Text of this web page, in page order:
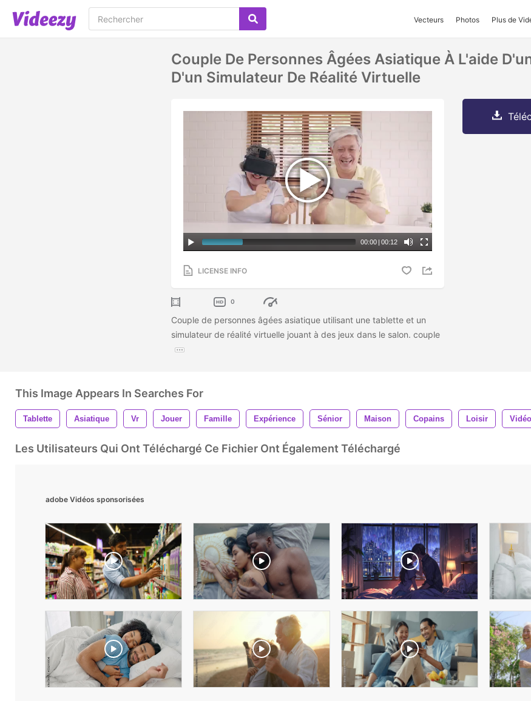
Vecteurs Photos Plus de
Couple De Personnes Âgées Asiatique À L'aide
D'un Simulateur De Réalité Virtuelle
00:00 | 00:12
LICENSE INFO
0
Couple de personnes âgées asiatique utilisant une tablette et un
simulateur de réalité virtuelle jouant à des jeux dans le salon. couple
This Image Appears In Searches For
Tablette Asiatique Vr Jouer Famille Expérience Sénior Maison Copains Loisir Vidéo
Les Utilisateurs Qui Ont Téléchargé Ce Fichier Ont Également Téléchargé
adobe Vidéos sponsorisées